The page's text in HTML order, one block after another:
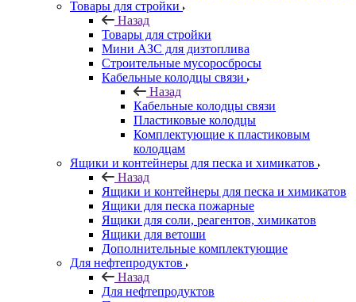
Товары для стройки
Назад
Товары для стройки
Мини АЗС для дизтоплива
Строительные мусоросбросы
Кабельные колодцы связи
Назад
Кабельные колодцы связи
Пластиковые колодцы
Комплектующие к пластиковым
колодцам
Ящики и контейнеры для песка и химикатов
Назад
Ящики и контейнеры для песка и химикатов
Ящики для песка пожарные
Ящики для соли, реагентов, химикатов
Ящики для ветоши
Дополнительные комплектующие
Для нефтепродуктов
Назад
Для нефтепродуктов